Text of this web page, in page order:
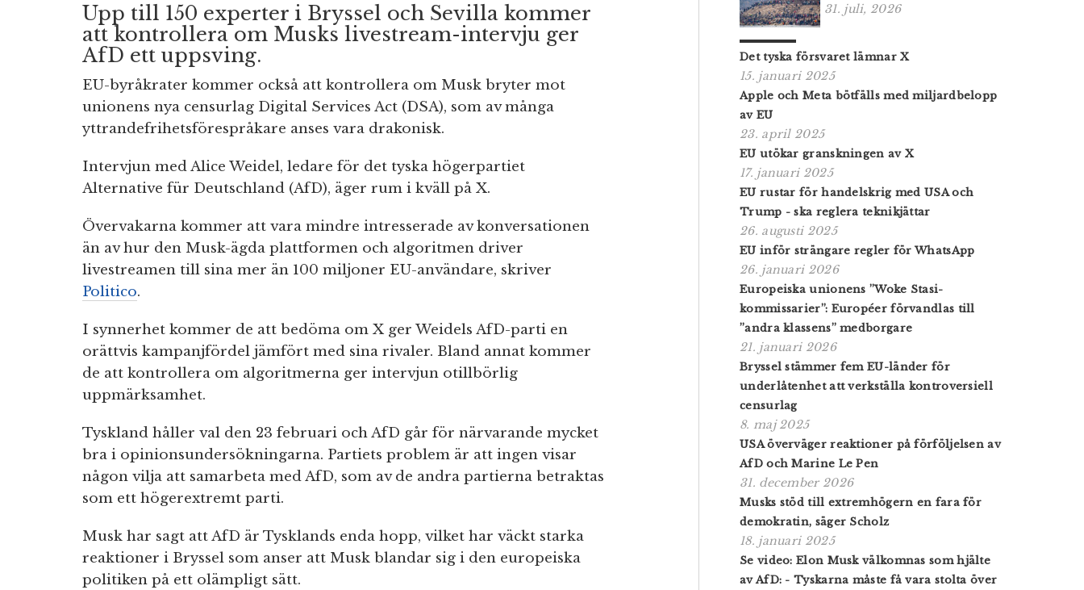
Upp till 150 experter i Bryssel och Sevilla kommer
att kontrollera om Musks livestream-intervju ger
AfD ett uppsving.
EU-byråkrater kommer också att kontrollera om Musk bryter mot
unionens nya censurlag Digital Services Act (DSA), som av många
yttrandefrihetsförespråkare anses vara drakonisk.
Intervjun med Alice Weidel, ledare för det tyska högerpartiet
Alternative für Deutschland (AfD), äger rum i kväll på X.
Övervakarna kommer att vara mindre intresserade av konversationen
än av hur den Musk-ägda plattformen och algoritmen driver
livestreamen till sina mer än 100 miljoner EU-användare, skriver
Politico.
I synnerhet kommer de att bedöma om X ger Weidels AfD-parti en
orättvis kampanjfördel jämfört med sina rivaler. Bland annat kommer
de att kontrollera om algoritmerna ger intervjun otillbörlig
uppmärksamhet.
Tyskland håller val den 23 februari och AfD går för närvarande mycket
bra i opinionsundersökningarna. Partiets problem är att ingen visar
någon vilja att samarbeta med AfD, som av de andra partierna betraktas
som ett högerextremt parti.
Musk har sagt att AfD är Tysklands enda hopp, vilket har väckt starka
reaktioner i Bryssel som anser att Musk blandar sig i den europeiska
politiken på ett olämpligt sätt.
31. juli, 2026
Det tyska försvaret lämnar X
15. januari 2025
Apple och Meta bötfälls med miljardbelopp
av EU
23. april 2025
EU utökar granskningen av X
17. januari 2025
EU rustar för handelskrig med USA och
Trump - ska reglera teknikjättar
26. augusti 2025
EU inför strängare regler för WhatsApp
26. januari 2026
Europeiska unionens ”Woke Stasi-
kommissarier”: Européer förvandlas till
”andra klassens” medborgare
21. januari 2026
Bryssel stämmer fem EU-länder för
underlåtenhet att verkställa kontroversiell
censurlag
8. maj 2025
USA överväger reaktioner på förföljelsen av
AfD och Marine Le Pen
31. december 2026
Musks stöd till extremhögern en fara för
demokratin, säger Scholz
18. januari 2025
Se video: Elon Musk välkomnas som hjälte
av AfD: - Tyskarna måste få vara stolta över